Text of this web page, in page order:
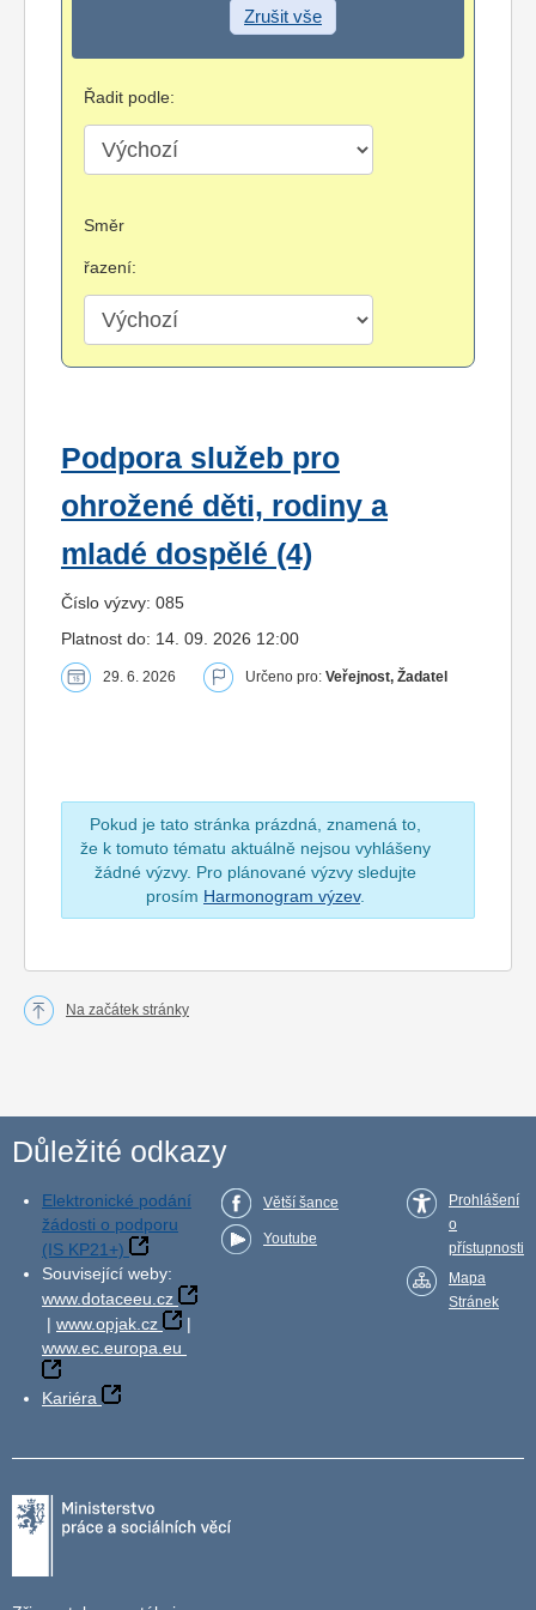
Zrušit vše
Řadit podle:
Směr
řazení:
Podpora služeb pro
ohrožené děti, rodiny a
mladé dospělé (4)
Číslo výzvy: 085
Platnost do: 14. 09. 2026 12:00
29. 6. 2026 Určeno pro: Veřejnost, Žadatel
Pokud je tato stránka prázdná, znamená to,
že k tomuto tématu aktuálně nejsou vyhlášeny
žádné výzvy. Pro plánované výzvy sledujte
prosím Harmonogram výzev.
Na začátek stránky
Důležité odkazy
Elektronické podání
žádosti o podporu
(IS KP21+)
Související weby:
www.dotaceeu.cz
| www.opjak.cz
|
www.ec.europa.eu
Kariéra
Větší šance
Youtube
Prohlášení
o
přístupnosti
Mapa
Stránek